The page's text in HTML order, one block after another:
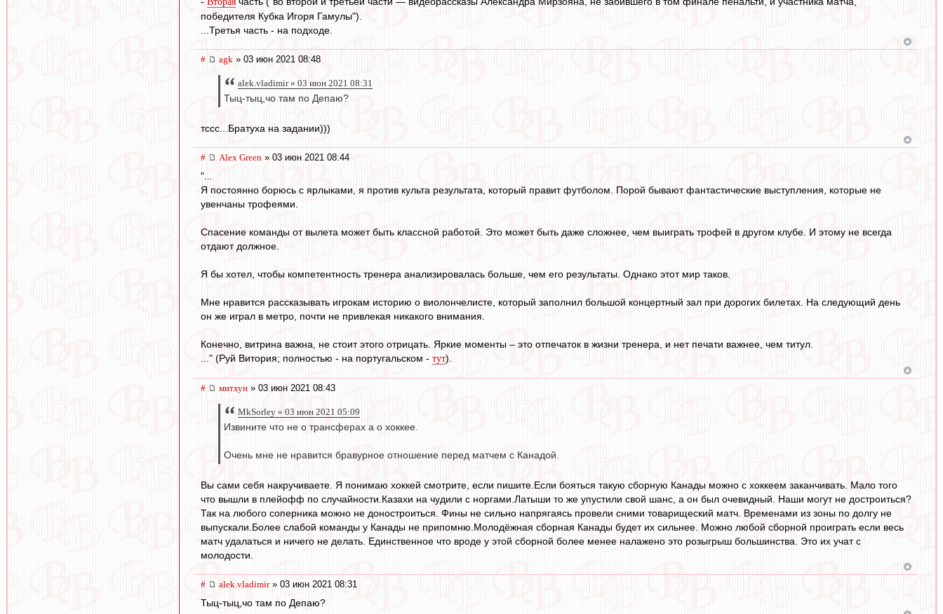
победителя Кубка Игоря Гамулы").
...Третья часть - на подходе.
# agk » 03 июн 2021 08:48
alek.vladimir » 03 июн 2021 08:31
Тыц-тыц,чо там по Депаю?
тссс...Братуха на задании)))
# Alex Green » 03 июн 2021 08:44
"...
Я постоянно борюсь с ярлыками, я против культа результата, который правит футболом. Порой бывают фантастические выступления, которые не
увенчаны трофеями.
Спасение команды от вылета может быть классной работой. Это может быть даже сложнее, чем выиграть трофей в другом клубе. И этому не всегда
отдают должное.
Я бы хотел, чтобы компетентность тренера анализировалась больше, чем его результаты. Однако этот мир таков.
Мне нравится рассказывать игрокам историю о виолончелисте, который заполнил большой концертный зал при дорогих билетах. На следующий день
он же играл в метро, почти не привлекая никакого внимания.
Конечно, витрина важна, не стоит этого отрицать. Яркие моменты – это отпечаток в жизни тренера, и нет печати важнее, чем титул.
..." (Руй Витория; полностью - на португальском - тут).
# митхун » 03 июн 2021 08:43
MkSorley » 03 июн 2021 05:09
Извините что не о трансферах а о хоккее.
Очень мне не нравится бравурное отношение перед матчем с Канадой.
Вы сами себя накручиваете. Я понимаю хоккей смотрите, если пишите.Если бояться такую сборную Канады можно с хоккеем заканчивать. Мало того
что вышли в плейофф по случайности.Казахи на чудили с норгами.Латыши то же упустили свой шанс, а он был очевидный. Наши могут не достроиться?
Так на любого соперника можно не доностроиться. Фины не сильно напрягаясь провели сними товарищеский матч. Временами из зоны по долгу не
выпускали.Более слабой команды у Канады не припомню.Молодёжная сборная Канады будет их сильнее. Можно любой сборной проиграть если весь
матч удалаться и ничего не делать. Единственное что вроде у этой сборной более менее налажено это розыгрыш большинства. Это их учат с
молодости.
# alek.vladimir» 03 июн 2021 08:31
Тыц-тыц,чо там по Депаю?